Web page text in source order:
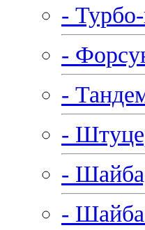
-
-
-
-
-
-